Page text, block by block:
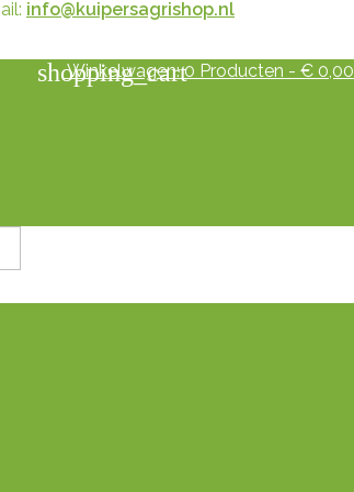
info@kuipersagrishop.nl
shopping_cart
Winkelwagen: 0 Producten - € 0,00